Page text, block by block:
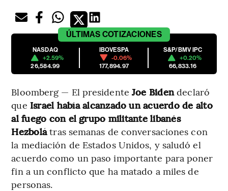
ÚLTIMAS COTIZACIONES
NASDAQ
+2.59%
26,584.99
IBOVESPA
-0.06%
177,894.97
S&P/BMV IPC
+0.20%
66,833.16
Bloomberg — El presidente Joe Bidendeclaró
que Israel había alcanzado un acuerdo de alto
al fuego con el grupo militante libanés
Hezbolátras semanas de conversaciones con
la mediación de Estados Unidos, y saludó el
acuerdo como un paso importante para poner
fin a un conflicto que ha matado a miles de
personas.